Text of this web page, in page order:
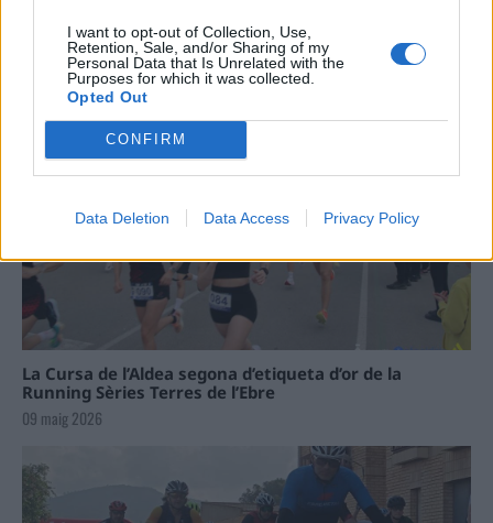
I want to opt-out of Collection, Use,
Retention, Sale, and/or Sharing of my
Personal Data that Is Unrelated with the
Purposes for which it was collected.
Opted Out
CONFIRM
Data Deletion Data Access Privacy Policy
La Cursa de l’Aldea segona d’etiqueta d’or de la
Running Sèries Terres de l’Ebre
09 maig 2026